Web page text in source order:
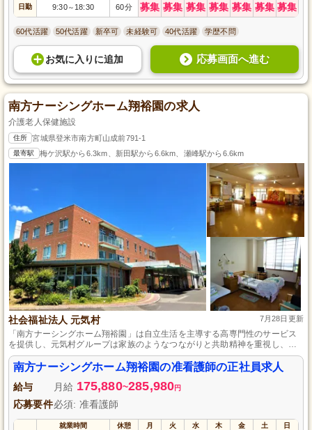
日勤 9:30～ 18:30 60分 募集 募集 募集 募集 募集 募集 募集
60代活躍 50代活躍 新卒可 未経験可 40代活躍 学歴不問
お気に入り に追加 応募画面へ進む
南方ナーシングホーム翔裕園の求人
介護老人保健施設
住所 宮城県登米市南方町山成前791-1
最寄駅 梅ケ沢駅から6.3km、新田駅から6.6km、瀬峰駅から6.6km
社会福祉法人 元気村 7月28日更新
「南方ナーシングホーム翔裕園」は自立生活を主導する高専門性のサービス
を提供し、元気村グループは家族のようなつながりと共助精神を重視し、働
きやすさと快適な生活を追求しています。
南方ナーシングホーム翔裕園の准看護師の正社員求人
給与 月給 175,880~285,980円
応募要件必須: 准看護師
就業時間 休憩 月 火 水 木 金 土 日